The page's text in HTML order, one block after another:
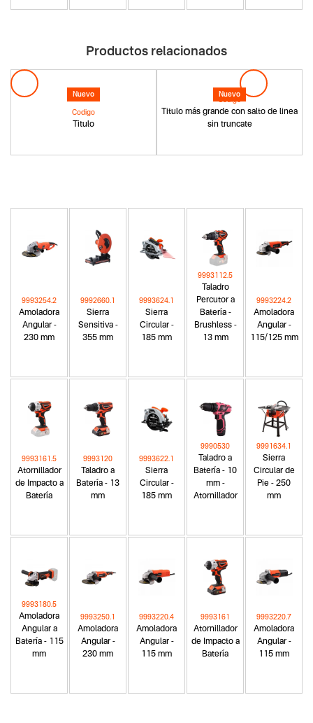
Productos relacionados
Nuevo
Titulo
Codigo
Nuevo
Titulo más grande con salto de linea
sin truncate
Amoladora
Angular -
230 mm
9993254.2
Sierra
Sensitiva -
355 mm
9992660.1
Sierra
Circular -
185 mm
9993624.1
Taladro
Percutor a
Batería -
Brushless -
13 mm
9993112.5
Amoladora
Angular -
115/125 mm
9993224.2
Atornillador
de Impacto a
Batería
9993161.5
Taladro a
Batería - 13
mm
9993120
Sierra
Circular -
185 mm
9993622.1
Taladro a
Batería - 10
mm -
Atornillador
9990530
Sierra
Circular de
Pie - 250
mm
9991634.1
Amoladora
Angular a
Batería - 115
mm
9993180.5
Amoladora
Angular -
230 mm
9993250.1
Amoladora
Angular -
115 mm
9993220.4
Atornillador
de Impacto a
Batería
9993161
Amoladora
Angular -
115 mm
9993220.7